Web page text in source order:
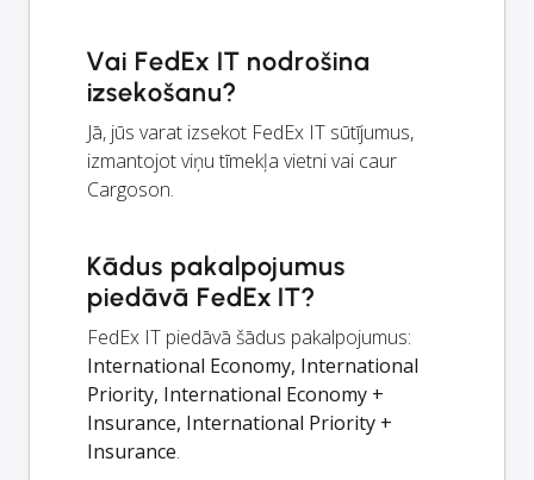
Vai FedEx IT nodrošina
izsekošanu?
Jā, jūs varat izsekot FedEx IT sūtījumus,
izmantojot viņu tīmekļa vietni vai caur
Cargoson.
Kādus pakalpojumus
piedāvā FedEx IT?
FedEx IT piedāvā šādus pakalpojumus:
International Economy, International
Priority, International Economy +
Insurance, International Priority +
Insurance.